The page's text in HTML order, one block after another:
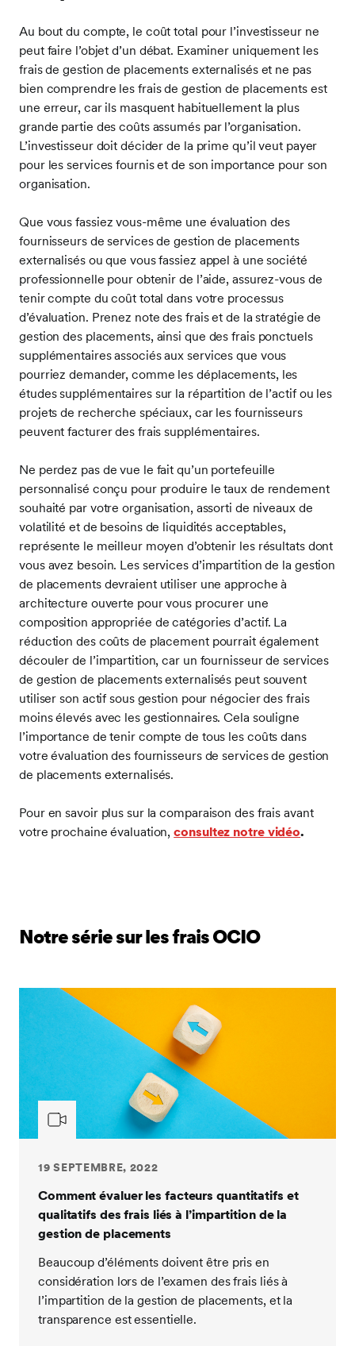
Au bout du compte, le coût total pour l’investisseur ne
peut faire l’objet d’un débat. Examiner uniquement les
frais de gestion de placements externalisés et ne pas
bien comprendre les frais de gestion de placements est
une erreur, car ils masquent habituellement la plus
grande partie des coûts assumés par l’organisation.
L’investisseur doit décider de la prime qu’il veut payer
pour les services fournis et de son importance pour son
organisation.
Que vous fassiez vous-même une évaluation des
fournisseurs de services de gestion de placements
externalisés ou que vous fassiez appel à une société
professionnelle pour obtenir de l’aide, assurez-vous de
tenir compte du coût total dans votre processus
d’évaluation. Prenez note des frais et de la stratégie de
gestion des placements, ainsi que des frais ponctuels
supplémentaires associés aux services que vous
pourriez demander, comme les déplacements, les
études supplémentaires sur la répartition de l’actif ou les
projets de recherche spéciaux, car les fournisseurs
peuvent facturer des frais supplémentaires.
Ne perdez pas de vue le fait qu’un portefeuille
personnalisé conçu pour produire le taux de rendement
souhaité par votre organisation, assorti de niveaux de
volatilité et de besoins de liquidités acceptables,
représente le meilleur moyen d’obtenir les résultats dont
vous avez besoin. Les services d’impartition de la gestion
de placements devraient utiliser une approche à
architecture ouverte pour vous procurer une
composition appropriée de catégories d’actif. La
réduction des coûts de placement pourrait également
découler de l’impartition, car un fournisseur de services
de gestion de placements externalisés peut souvent
utiliser son actif sous gestion pour négocier des frais
moins élevés avec les gestionnaires. Cela souligne
l’importance de tenir compte de tous les coûts dans
votre évaluation des fournisseurs de services de gestion
de placements externalisés.
Pour en savoir plus sur la comparaison des frais avant
votre prochaine évaluation,consultez notre vidéo.
Notre série sur les frais OCIO
19 SEPTEMBRE, 2022
Comment évaluer les facteurs quantitatifs et
qualitatifs des frais liés à l’impartition de la
gestion de placements
Beaucoup d’éléments doivent être pris en
considération lors de l’examen des frais liés à
l’impartition de la gestion de placements, et la
transparence est essentielle.